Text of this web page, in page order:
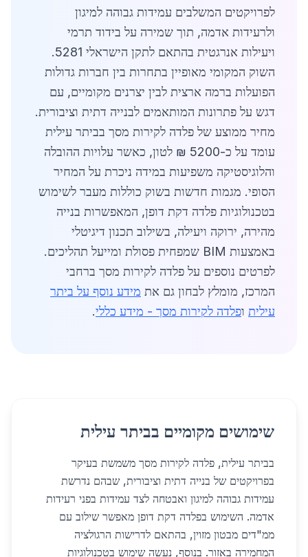
לפרויקטים המשלבים עמידות גבוהה למיגון
ולרעידות אדמה, תוך שמירה על בידוד תרמי
ויעילות אנרגטית בהתאם לתקן הישראלי 5281.
השוק המקומי מאופיין בתחרות בין חברות גדולות
הפועלות ברמה ארצית לבין יצרנים מקומיים, עם
דגש על פתרונות המותאמים לבנייה דתית וציבורית.
מחיר ממוצע של פלדה לקירות מסך בביתר עילית
עומד על כ-5200 ₪ לטון, כאשר עלויות ההובלה
והלוגיסטיקה משפיעות במידה ניכרת על המחיר
הסופי. מגמות חדשות בשוק כוללות מעבר לשימוש
בטכנולוגיות פלדה דקת דופן, המאפשרות בנייה
מהירה, ירוקה ויעילה, בשילוב תכנון דיגיטלי
באמצעות BIM שמפחית פסולת ומייעל תהליכים.
לפרטים נוספים על פלדה לקירות מסך ברחבי
המרכז, מומלץ לבחון גם את מידע נוסף על ביתר
עילית ופלדה לקירות מסך - מידע כללי.
שימושים מקומיים בביתר עילית
בביתר עילית, פלדה לקירות מסך משמשת בעיקר
בפרויקטים של בנייה דתית וציבורית, שבהם נדרשת
עמידות גבוהה למיגון ואבטחה לצד עמידות בפני רעידות
אדמה. השימוש בפלדה דקת דופן מאפשר שילוב עם
ממ"דים מבטון מזוין, בהתאם לדרישות הרגולציה
המחמירה באזור. בנוסף, נעשה שימוש בטכנולוגיות